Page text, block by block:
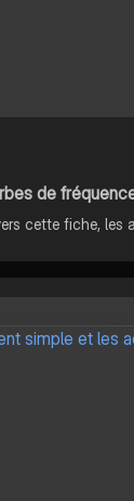
de fréquence